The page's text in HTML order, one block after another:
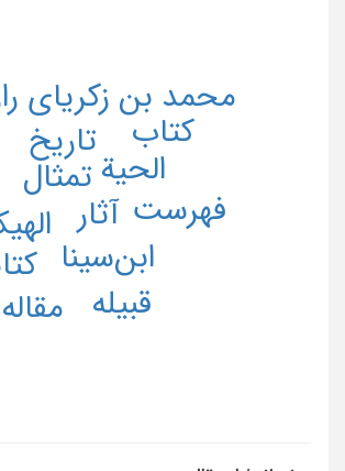
آثار
ابن‌سینا
الحیة
تاریخ
تمثال
فهرست
قبیله
محمد بن زکریای
مقاله
کتاب